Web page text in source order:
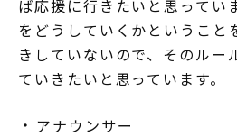
ば応援に行きたいと思ってい
をどうしていくかということ
きしていないので、そのルー
ていきたいと思っています。
アナウンサー